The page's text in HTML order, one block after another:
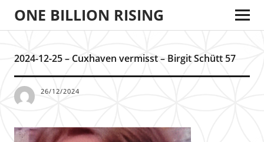
ONE BILLION RISING
2024-12-25 – Cuxhaven vermisst – Birgit Schütt 57
26/12/2024